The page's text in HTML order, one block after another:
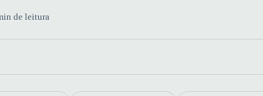
de leitura